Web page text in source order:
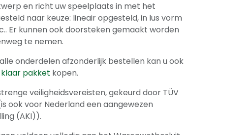
en richt uw speelplaats in met het
naar keuze: lineair opgesteld, in lus vorm
Er kunnen ook doorsteken gemaakt worden
te nemen.
onderdelen afzonderlijk bestellen kan u ook
pakket kopen.
veiligheidsvereisten, gekeurd door TÜV
ook voor Nederland een aangewezen
(AKI)).